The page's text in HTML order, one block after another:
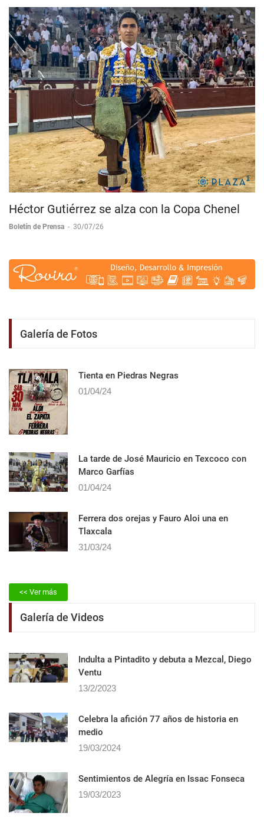
Héctor Gutiérrez se alza con la Copa Chenel
Boletín de Prensa - 30/07/26
Galería de Fotos
Tienta en Piedras Negras
01/04/24
La tarde de José Mauricio en Texcoco con
Marco Garfías
01/04/24
Ferrera dos orejas y Fauro Aloi una en
Tlaxcala
31/03/24
<< Ver más
Galería de Videos
Indulta a Pintadito y debuta a Mezcal, Diego
Ventu
13/2/2023
Celebra la afición 77 años de historia en
medio
19/03/2024
Sentimientos de Alegrí­a en Issac Fonseca
19/03/2023